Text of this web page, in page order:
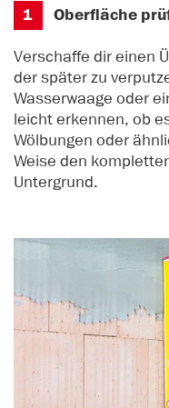
1 Oberfläche
Verschaffe dir einen
der später zu
Wasserwaage oder
leicht erkennen, ob
Wölbungen oder
Weise den
Untergrund.